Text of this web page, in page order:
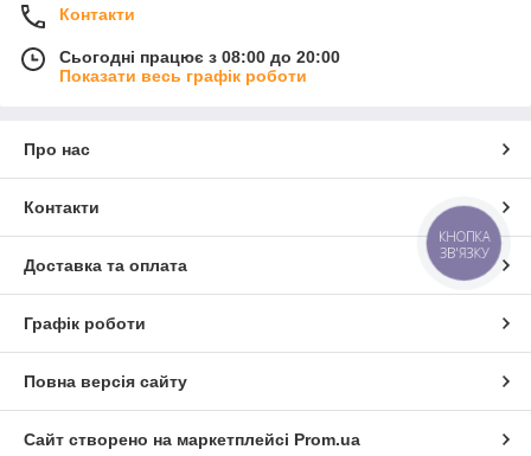
Контакти
Сьогодні працює з 08:00 до 20:00
Показати весь графік роботи
Про нас
Контакти
Доставка та оплата
Графік роботи
Повна версія сайту
Сайт створено на маркетплейсі Prom.ua
КНОПКА
ЗВ'ЯЗКУ